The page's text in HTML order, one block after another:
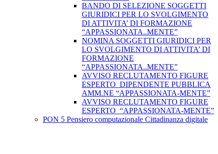
BANDO DI SELEZIONE SOGGETTI
GIURIDICI PER LO SVOLGIMENTO
DI ATTIVITA’ DI FORMAZIONE
“APPASSIONATA..MENTE”
NOMINA SOGGETTI GIURIDICI PER
LO SVOLGIMENTO DI ATTIVITA’ DI
FORMAZIONE
“APPASSIONATA..MENTE”
AVVISO RECLUTAMENTO FIGURE
ESPERTO DIPENDENTE PUBBLICA
AMM.NE “APPASSIONATA-MENTE”
AVVISO RECLUTAMENTO FIGURE
ESPERTO “APPASSIONATA-MENTE”
PON 5 Pensiero computazionale Cittadinanza digitale